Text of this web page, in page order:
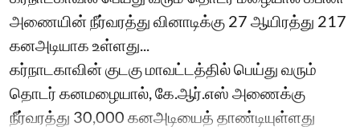
அணையின் நீர்வரத்து வினாடிக்கு 27 ஆயிரத்து 217
கனஅடியாக உள்ளது...
கர்நாடகாவின் குடகு மாவட்டத்தில் பெய்து வரும்
தொடர் கனமழையால், கே.ஆர்.எஸ் அணைக்கு
நீர்வரத்து 30,000 கனஅடியைத் தாண்டியுள்ளது